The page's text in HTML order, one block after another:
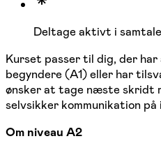
Deltage aktivt i
Kurset passer til dig, der
begyndere (A1) eller har
ønsker at tage næste skridt
selvsikker kommunikation på
Om niveau A2